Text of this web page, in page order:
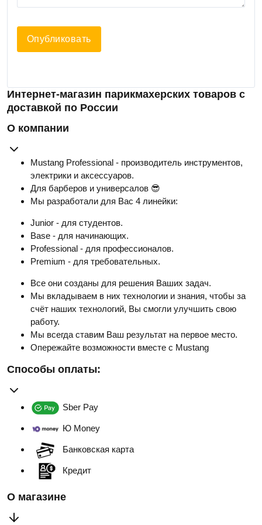
Опубликовать
Интернет-магазин парикмахерских товаров с
доставкой по России
О компании
Mustang Professional - производитель инструментов,
электрики и аксессуаров.
Для барберов и универсалов 😎
Мы разработали для Вас 4 линейки:
Junior - для студентов.
Base - для начинающих.
Professional - для профессионалов.
Premium - для требовательных.
Все они созданы для решения Ваших задач.
Мы вкладываем в них технологии и знания, чтобы за
счёт наших технологий, Вы смогли улучшить свою
работу.
Мы всегда ставим Ваш результат на первое место.
Опережайте возможности вместе с Mustang
Способы оплаты:
Sber Pay
Ю Money
Банковская карта
Кредит
О магазине